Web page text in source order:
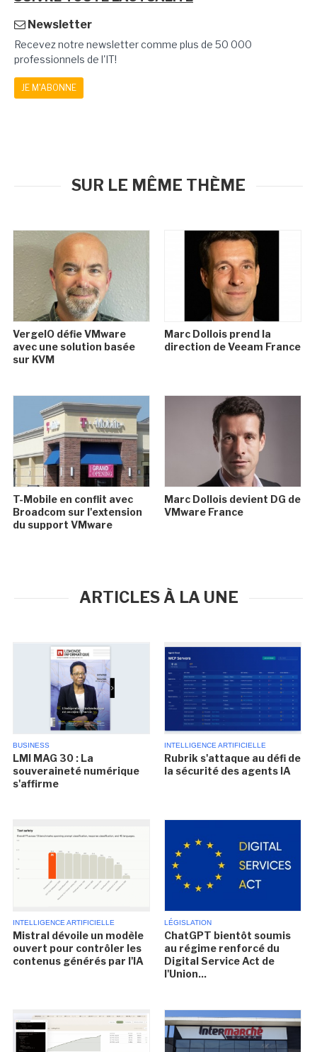
Newsletter
Recevez notre newsletter comme plus de 50 000
professionnels de l'IT!
JE M'ABONNE
SUR LE MÊME THÈME
VergeIO défie VMware
avec une solution basée
sur KVM
Marc Dollois prend la
direction de Veeam France
T-Mobile en conflit avec
Broadcom sur l'extension
du support VMware
Marc Dollois devient DG de
VMware France
ARTICLES À LA UNE
BUSINESS
LMI MAG 30 : La
souveraineté numérique
s'affirme
INTELLIGENCE ARTIFICIELLE
Rubrik s'attaque au défi de
la sécurité des agents IA
INTELLIGENCE ARTIFICIELLE
Mistral dévoile un modèle
ouvert pour contrôler les
contenus générés par l'IA
LÉGISLATION
ChatGPT bientôt soumis
au régime renforcé du
Digital Service Act de
l'Union...